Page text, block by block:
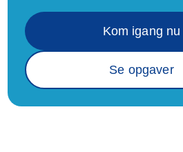
Kom igang nu
Se opgaver